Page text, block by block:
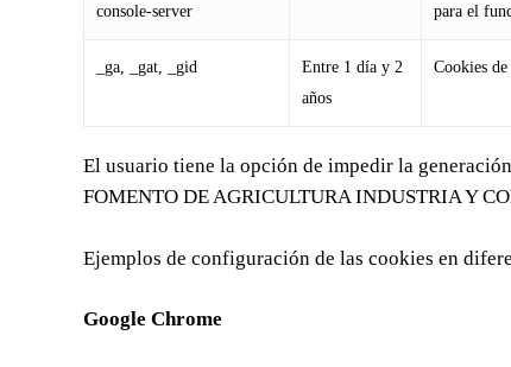
console-server
para el
_ga, _gat, _gid
Entre 1 día y 2
años
Cookies
El usuario tiene la opción de impedir la
FOMENTO DE AGRICULTURA INDUSTRIA Y
Ejemplos de configuración de las cookies en
Google Chrome